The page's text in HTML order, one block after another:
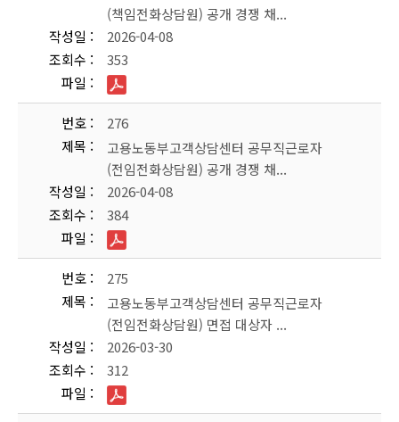
(책임전화상담원) 공개 경쟁 채...
작성일
2026-04-08
조회수
353
파일
번호
276
제목
고용노동부고객상담센터 공무직근로자
(전임전화상담원) 공개 경쟁 채...
작성일
2026-04-08
조회수
384
파일
번호
275
제목
고용노동부고객상담센터 공무직근로자
(전임전화상담원) 면접 대상자 ...
작성일
2026-03-30
조회수
312
파일